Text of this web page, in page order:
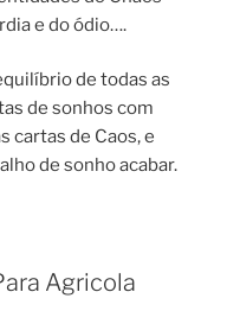
e do ódio….
de todas as
de sonhos com
cartas de Caos, e
de sonho acabar.
Agricola